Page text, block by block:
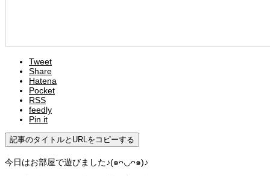
Tweet
Share
Hatena
Pocket
RSS
feedly
Pin it
記事のタイトルとURLをコピーする
今日はお部屋で遊びました♪(๑ᴖ◡ᴖ๑)♪